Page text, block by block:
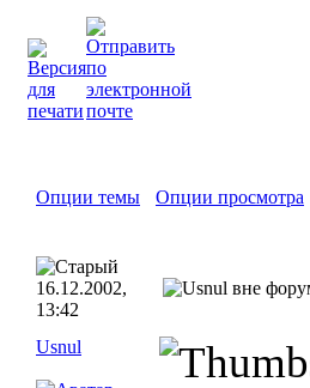
Опции темы Опции просмотра
16.12.2002,
13:42
Usnul